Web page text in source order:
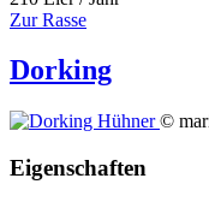
Zur Rasse
Dorking
©
Eigenschaften